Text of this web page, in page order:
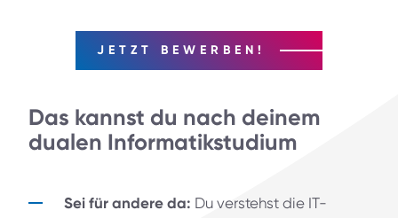
JETZT BEWERBEN!
Das kannst du nach deinem
dualen Informatikstudium
Sei für andere da: Du verstehst die IT-